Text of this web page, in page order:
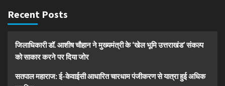
Recent Posts
जिलाधिकारी डॉ. आशीष चौहान ने मुख्यमंत्री के ‘खेल भूमि उत्तराखंड’ संकल्प
को साकार करने पर दिया जोर
सतपाल महाराज: ई-केवाईसी आधारित चारधाम पंजीकरण से यात्रा हुई अधिक